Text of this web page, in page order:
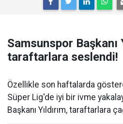
Samsunspor Başkanı
taraftarlara seslendi!
Özellikle son haftalarda
Süper Lig'de iyi bir ivme
Başkanı Yıldırım, taraftarlara